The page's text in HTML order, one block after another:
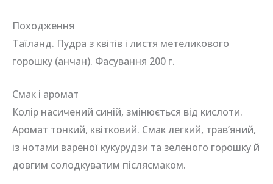
Походження
Таїланд. Пудра з квітів і листя метеликового
горошку (анчан). Фасування 200 г.
Смак і аромат
Колір насичений синій, змінюється від кислоти.
Аромат тонкий, квітковий. Смак легкий, трав’яний,
із нотами вареної кукурудзи та зеленого горошку й
довгим солодкуватим післясмаком.